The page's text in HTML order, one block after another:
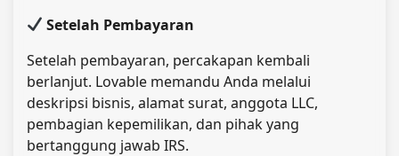
Setelah Pembayaran
Setelah pembayaran, percakapan kembali
berlanjut. Lovable memandu Anda melalui
deskripsi bisnis, alamat surat, anggota LLC,
pembagian kepemilikan, dan pihak yang
bertanggung jawab IRS.